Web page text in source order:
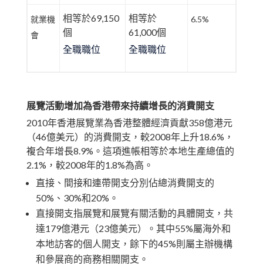
就業機
會
相等於69,150
個
全職職位
相等於
61,000個
全職職位
6.5%
展覽活動增加為香港帶來持續增長的消費開支
2010年香港展覽業為香港整體經濟貢獻358億港元
（46億美元）的消費開支，較2008年上升18.6%，
複合年增長8.9%。這項進帳相等於本地生產總值的
2.1%，較2008年的1.8%為高。
直接、間接和連帶開支分別佔總消費開支的
50%、30%和20%。
直接開支指展覽和展覽有關活動的具體開支，共
達179億港元（23億美元）。其中55%屬海外和
本地訪客的個人開支，餘下的45%則屬主辦機構
和參展商的商務相關開支。